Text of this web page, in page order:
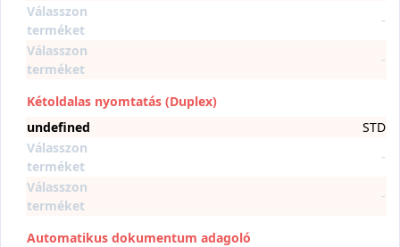
Válasszon
terméket
-
Válasszon
terméket
-
Kétoldalas nyomtatás (Duplex)
undefined
STD
Válasszon
terméket
-
Válasszon
terméket
-
Automatikus dokumentum adagoló